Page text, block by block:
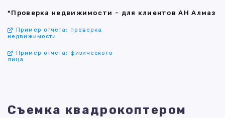
*Проверка недвижимости - для клиентов АН Алмаз
Пример отчета: проверка
недвижимости
Пример отчета: физического
лица
Съемка квадрокоптером